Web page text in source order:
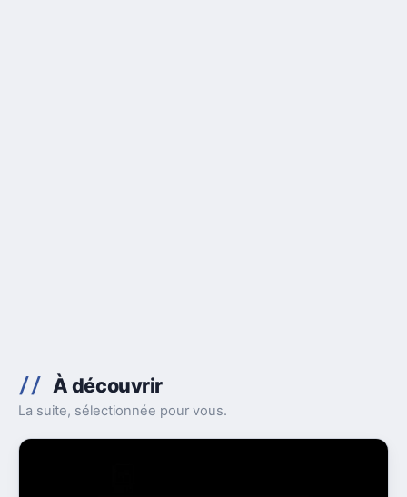
À découvrir
La suite, sélectionnée pour vous.